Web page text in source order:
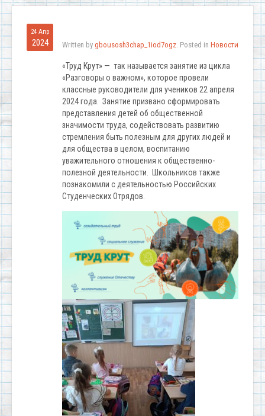
24 Апр
2024 Written by gbousosh3chap_1iod7ogz. Posted in Новости
«Труд Крут» — так называется занятие из цикла
«Разговоры о важном», которое провели
классные руководители для учеников 22 апреля
2024 года. Занятие призвано сформировать
представления детей об общественной
значимости труда, содействовать развитию
стремления быть полезным для других людей и
для общества в целом, воспитанию
уважительного отношения к общественно-
полезной деятельности. Школьников также
познакомили с деятельностью Российских
Студенческих Отрядов.